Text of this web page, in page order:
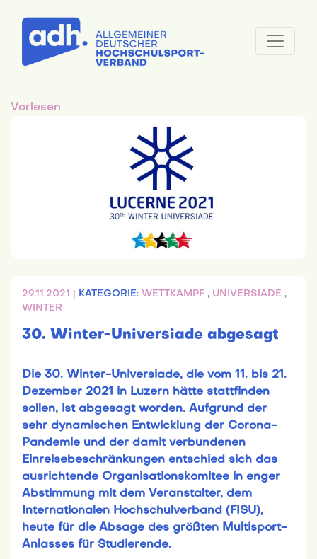
Vorlesen
29.11.2021 | KATEGORIE: WETTKAMPF , UNIVERSIADE ,
WINTER
30. Winter-Universiade abgesagt
Die 30. Winter-Universiade, die vom 11. bis 21.
Dezember 2021 in Luzern hätte stattfinden
sollen, ist abgesagt worden. Aufgrund der
sehr dynamischen Entwicklung der Corona-
Pandemie und der damit verbundenen
Einreisebeschränkungen entschied sich das
ausrichtende Organisationskomitee in enger
Abstimmung mit dem Veranstalter, dem
Internationalen Hochschulverband (FISU),
heute für die Absage des größten Multisport-
Anlasses für Studierende.